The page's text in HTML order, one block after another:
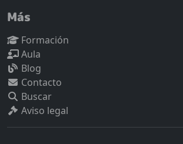
Más
Formación
Aula
Blog
Contacto
Buscar
Aviso legal